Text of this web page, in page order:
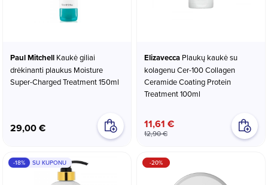
Paul Mitchell
drėkinanti plaukus Moisture
Super-Charged Treatment 150ml
29,00 €
Elizavecca
kolagenu Cer-100 Collagen
Ceramide Coating Protein
Treatment 100ml
11,61 €
12,90 €
-18% SU KUPONU -20%